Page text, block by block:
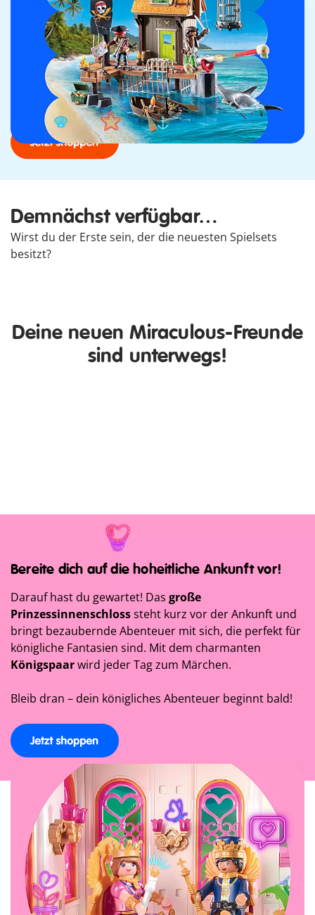
Endlich ist es soweit, angehende Freibeuter – der
brandneuePiratenhafen ist da! Besiege deine Feinde
mit Kanonenkugeln, fange Seeungeheuer ein und
verteidige dich gegen den wilden Hai! Erweitere dein
Piratenreich und bereite dich auf das Abenteuer deines
Lebens vor.
Demnächst verfügbar…
Wirst du der Erste sein, der die neuesten Spielsets
besitzt?
Deine neuen Miraculous-Freunde
sind unterwegs!
Jetzt entdecken
Bereite dich auf die hoheitliche Ankunft vor!
Darauf hast du gewartet! Das große
Prinzessinnenschlosssteht kurz vor der Ankunft und
bringt bezaubernde Abenteuer mit sich, die perfekt für
königliche Fantasien sind. Mit dem charmanten
Königspaarwird jeder Tag zum Märchen.
Bleib dran – dein königliches Abenteuer beginnt bald!
Promo Packs
Limitierte Überraschungen für
dich!
Starter
Der perfekte